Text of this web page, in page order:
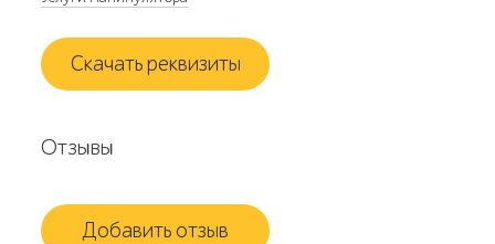
Скачать реквизиты
Отзывы
Добавить отзыв